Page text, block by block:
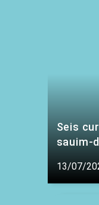
Seis
sauim-
13/07/